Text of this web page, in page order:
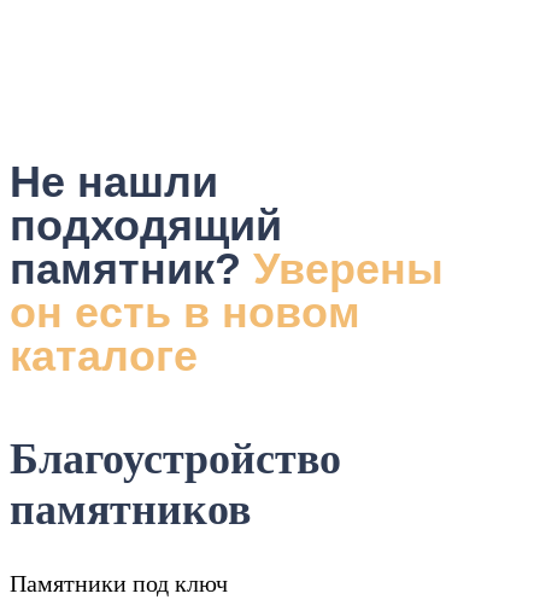
Не нашли
подходящий
памятник? Уверены
он есть в новом
каталоге
Благоустройство
памятников
Памятники под ключ